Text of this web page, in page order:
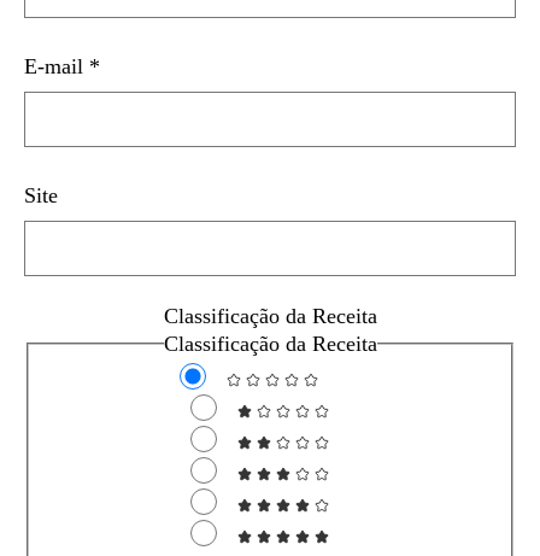
E-mail *
Site
Classificação da Receita
Classificação da Receita